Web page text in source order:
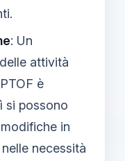
: Un
delle attività
è
si possono
in
necessità